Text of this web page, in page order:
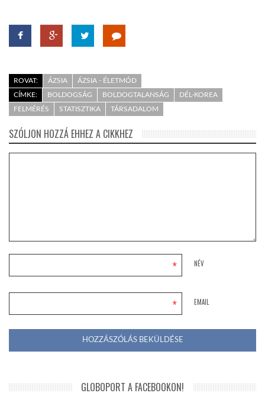
ROVAT: ÁZSIA
ÁZSIA - ÉLETMÓD
CÍMKE:
BOLDOGSÁG BOLDOGTALANSÁG
DÉL-KOREA
FELMÉRÉS
STATISZTIKA TÁRSADALOM
SZÓLJON HOZZÁ EHHEZ A CIKKHEZ
NÉV
*
EMAIL
*
GLOBOPORT A FACEBOOKON!